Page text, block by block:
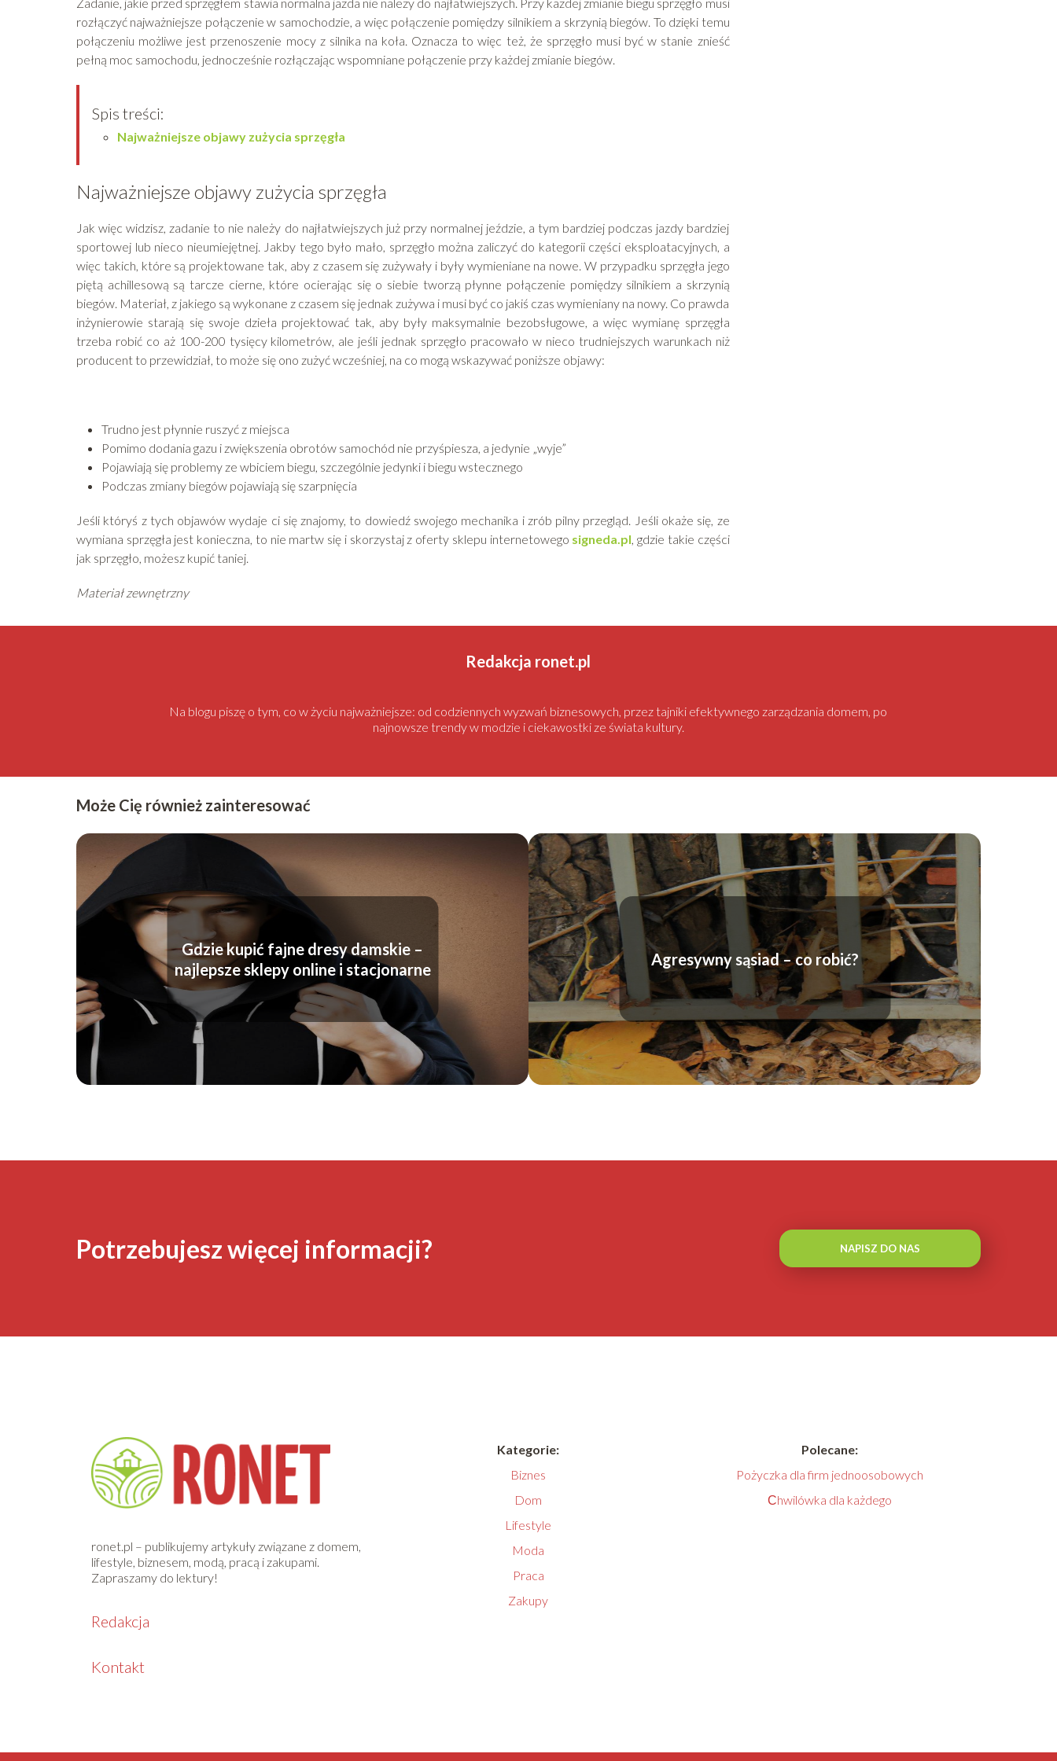
Zadanie, jakie przed sprzęgłem stawia normalna jazda nie należy do najłatwiejszych. Przy każdej zmianie biegu sprzęgło musi
rozłączyć najważniejsze połączenie w samochodzie, a więc połączenie pomiędzy silnikiem a skrzynią biegów. To dzięki temu
połączeniu możliwe jest przenoszenie mocy z silnika na koła. Oznacza to więc też, że sprzęgło musi być w stanie znieść
pełną moc samochodu, jednocześnie rozłączając wspomniane połączenie przy każdej zmianie biegów.
Spis treści:
Najważniejsze objawy zużycia sprzęgła
Najważniejsze objawy zużycia sprzęgła
Jak więc widzisz, zadanie to nie należy do najłatwiejszych już przy normalnej jeździe, a tym bardziej podczas jazdy bardziej
sportowej lub nieco nieumiejętnej. Jakby tego było mało, sprzęgło można zaliczyć do kategorii części eksploatacyjnych, a
więc takich, które są projektowane tak, aby z czasem się zużywały i były wymieniane na nowe. W przypadku sprzęgła jego
piętą achillesową są tarcze cierne, które ocierając się o siebie tworzą płynne połączenie pomiędzy silnikiem a skrzynią
biegów. Materiał, z jakiego są wykonane z czasem się jednak zużywa i musi być co jakiś czas wymieniany na nowy. Co prawda
inżynierowie starają się swoje dzieła projektować tak, aby były maksymalnie bezobsługowe, a więc wymianę sprzęgła
trzeba robić co aż 100-200 tysięcy kilometrów, ale jeśli jednak sprzęgło pracowało w nieco trudniejszych warunkach niż
producent to przewidział, to może się ono zużyć wcześniej, na co mogą wskazywać poniższe objawy:
Trudno jest płynnie ruszyć z miejsca
Pomimo dodania gazu i zwiększenia obrotów samochód nie przyśpiesza, a jedynie „wyje”
Pojawiają się problemy ze wbiciem biegu, szczególnie jedynki i biegu wstecznego
Podczas zmiany biegów pojawiają się szarpnięcia
Jeśli któryś z tych objawów wydaje ci się znajomy, to dowiedź swojego mechanika i zrób pilny przegląd. Jeśli okaże się, ze
wymiana sprzęgła jest konieczna, to nie martw się i skorzystaj z oferty sklepu internetowego signeda.pl, gdzie takie części
jak sprzęgło, możesz kupić taniej.
Materiał zewnętrzny
Redakcja ronet.pl
Na blogu piszę o tym, co w życiu najważniejsze: od codziennych wyzwań biznesowych, przez tajniki efektywnego zarządzania domem, po
najnowsze trendy w modzie i ciekawostki ze świata kultury.
Może Cię również zainteresować
Gdzie kupić fajne dresy damskie –
najlepsze sklepy online i stacjonarne
Agresywny sąsiad – co robić?
Potrzebujesz więcej informacji? NAPISZ DO NAS
ronet.pl – publikujemy artykuły związane z domem,
lifestyle, biznesem, modą, pracą i zakupami.
Zapraszamy do lektury!
Redakcja
Kontakt
Kategorie:
Biznes
Dom
Lifestyle
Moda
Praca
Zakupy
Polecane:
Pożyczka dla firm jednoosobowych
Сhwilówka dla każdego